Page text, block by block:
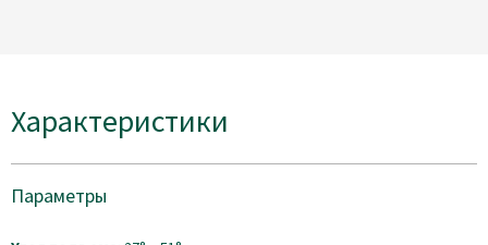
Характеристики
Параметры